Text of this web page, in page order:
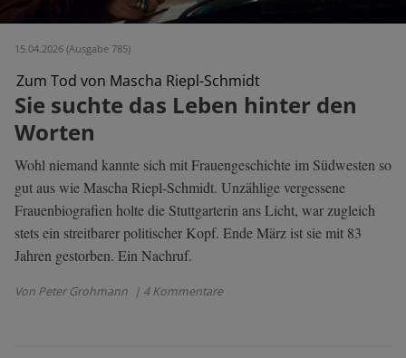
15.04.2026 (Ausgabe 785)
Zum Tod von Mascha Riepl-Schmidt
Sie suchte das Leben hinter den
Worten
Wohl niemand kannte sich mit Frauengeschichte im Südwesten so
gut aus wie Mascha Riepl-Schmidt. Unzählige vergessene
Frauenbiografien holte die Stuttgarterin ans Licht, war zugleich
stets ein streitbarer politischer Kopf. Ende März ist sie mit 83
Jahren gestorben. Ein Nachruf.
Von Peter Grohmann | 4 Kommentare